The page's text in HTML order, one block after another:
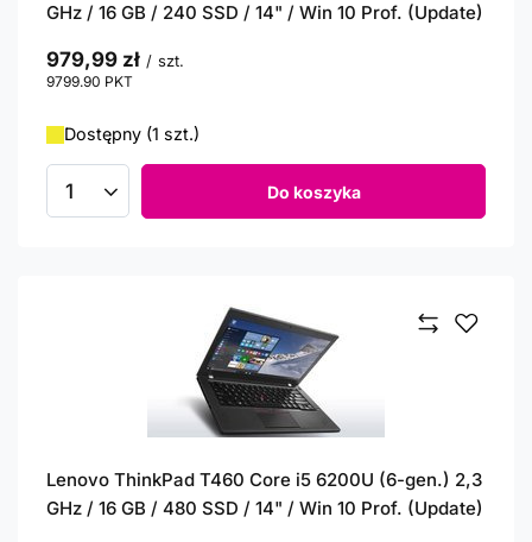
GHz / 16 GB / 240 SSD / 14" / Win 10 Prof. (Update)
979,99 zł / szt.
9799.90 PKT
Dostępny (1 szt.)
Ilość produktów Do koszyka
Lenovo ThinkPad T460 Core i5 6200U (6-gen.) 2,3
GHz / 16 GB / 480 SSD / 14" / Win 10 Prof. (Update)